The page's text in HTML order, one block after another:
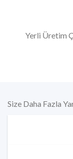
Yerli Üretim
Size Daha Fazla